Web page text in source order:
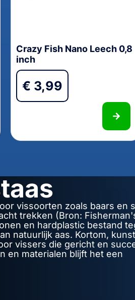
Crazy Fish Nano Leech 0,8
inch
€ 3,99
vissoorten zoals baars en
trekken (Bron:
en hardplastic bestand
natuurlijk aas. Kortom,
vissers die gericht en
en materialen blijft het een